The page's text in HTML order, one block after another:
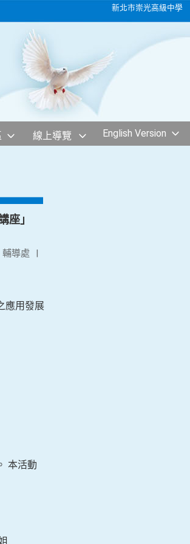
新北市崇光高級中學
線上導覽 English Version
座」
輔導處 |
應用發展
本活動